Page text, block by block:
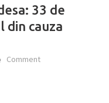
33 de
din cauza
Comment